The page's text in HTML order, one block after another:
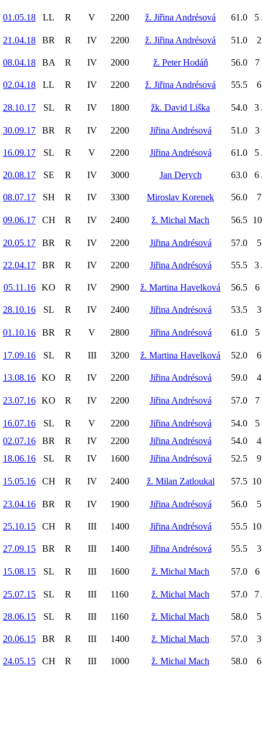
01.05.18 LL R V 2200 ž. Jiřina Andrésová 61.0 5
21.04.18 BR R IV 2200 ž. Jiřina Andrésová 51.0
08.04.18 BA R IV 2000 ž. Peter Hodáň 56.0 7
02.04.18 LL R IV 2200 ž. Jiřina Andrésová 55.5
28.10.17 SL R IV 1800 žk. David Liška 54.0 3
30.09.17 BR R IV 2200 Jiřina Andrésová 51.0 3
16.09.17 SL R V 2200 Jiřina Andrésová 61.0 5
20.08.17 SE R IV 3000 Jan Derych 63.0 6
08.07.17 SH R IV 3300 Miroslav Korenek 56.0
09.06.17 CH R IV 2400 ž. Michal Mach 56.5
20.05.17 BR R IV 2200 Jiřina Andrésová 57.0
22.04.17 BR R IV 2200 Jiřina Andrésová 55.5 3
05.11.16 KO R IV 2900 ž. Martina Havelková 56.5 6
28.10.16 SL R IV 2400 Jiřina Andrésová 53.5
01.10.16 BR R V 2800 Jiřina Andrésová 61.0 5
17.09.16 SL R III 3200 ž. Martina Havelková 52.0
13.08.16 KO R IV 2200 Jiřina Andrésová 59.0
23.07.16 KO R IV 2200 Jiřina Andrésová 57.0 7
16.07.16 SL R V 2200 Jiřina Andrésová 54.0
5
02.07.16
BR R IV 2200 Jiřina Andrésová 54.0
18.06.16
SL R IV 1600 Jiřina Andrésová 52.5
15.05.16 CH R IV 2400 ž. Milan Zatloukal 57.5
23.04.16 BR R IV 1900 Jiřina Andrésová 56.0
25.10.15 CH R III 1400 Jiřina Andrésová 55.5
27.09.15 BR R III 1400 Jiřina Andrésová 55.5
15.08.15 SL R III 1600 ž. Michal Mach 57.0 6
25.07.15 SL R III 1160 ž. Michal Mach 57.0 7
28.06.15 SL R III 1160 ž. Michal Mach 58.0
20.06.15 BR R III 1400 ž. Michal Mach 57.0
24.05.15 CH R III 1000 ž. Michal Mach 58.0